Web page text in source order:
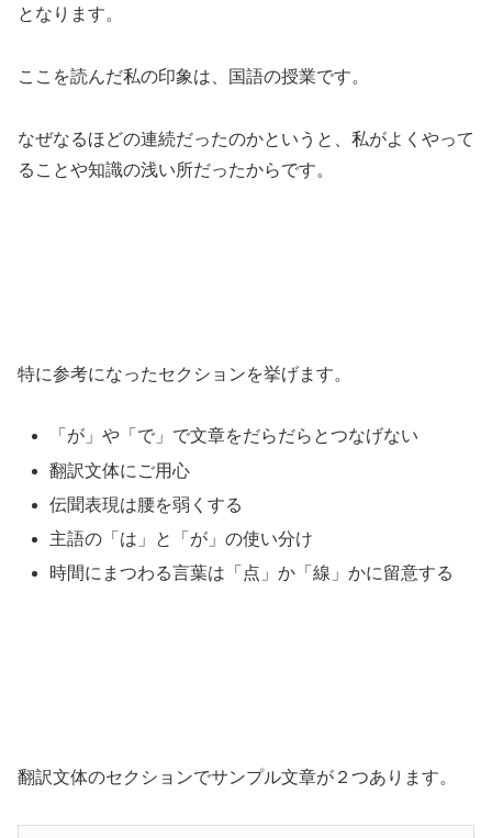
となります。
ここを読んだ私の印象は、国語の授業です。
なぜなるほどの連続だったのかというと、私がよくやって
ることや知識の浅い所だったからです。
特に参考になったセクションを挙げます。
「が」や「で」で文章をだらだらとつなげない
翻訳文体にご用心
伝聞表現は腰を弱くする
主語の「は」と「が」の使い分け
時間にまつわる言葉は「点」か「線」かに留意する
翻訳文体のセクションでサンプル文章が２つあります。